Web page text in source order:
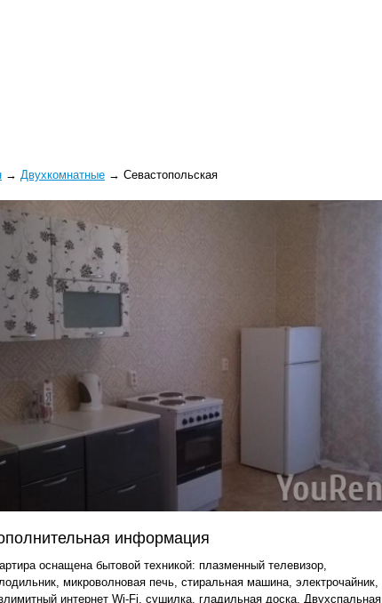
→ Двухкомнатные → Севастопольская
информация
оснащена бытовой техникой: плазменный телевизор,
микроволновая печь, стиральная машина, электрочайник,
интернет Wi-Fi, сушилка, гладильная доска. Двухспальная